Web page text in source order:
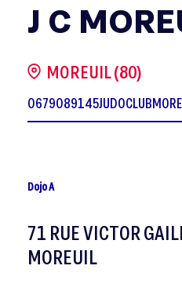
J C
MOREUIL (80)
0679089145
Dojo A
71 RUE VICTOR
MOREUIL